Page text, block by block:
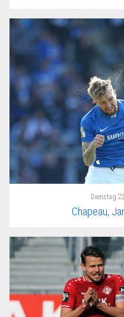
Dienstag
Chapeau,